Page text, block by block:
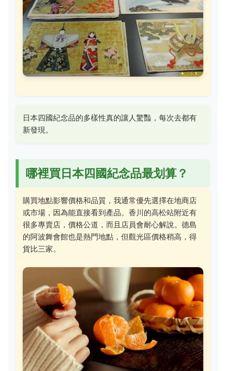
日本四國紀念品的多樣性真的讓人驚豔，每次去都有
新發現。
哪裡買日本四國紀念品最划算？
購買地點影響價格和品質，我通常優先選擇在地商店
或市場，因為能直接看到產品。香川的高松站附近有
很多專賣店，價格公道，而且店員會耐心解說。德島
的阿波舞會館也是熱門地點，但觀光區價格稍高，得
貨比三家。